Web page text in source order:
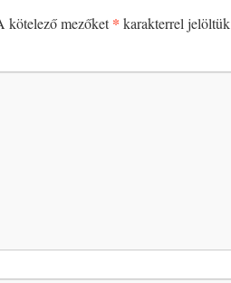
kötelező mezőket* karakterrel jelöltük